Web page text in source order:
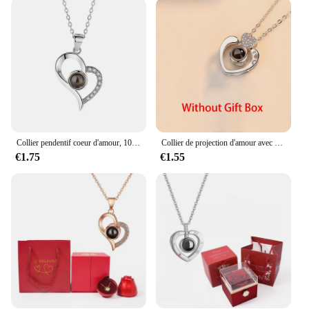
Acts of Service, Receiving Gifts, Quality Time, and
Physical Touch. The tokens are not mere trinkets but
thoughtful symbols that embody the essence of each
language. The design is sleek and timeless, making
it a versatile accessory that can be worn on any
occasion. The Five Languages of Love Collier is
more than just a set of tokens; it's a gateway to
deeper connections and a celebration of love in all
**For Every Special Moment**
Whether you're a vendor looking to expand your
product offerings or an individual seeking a unique
gift, the Five Languages of Love Collier is a must-
have. It's not just a set; it's a promise of love and
connection. Each token is designed to be cherished
and shared, making it an ideal gift for birthdays,
anniversaries, or simply to brighten someone's day.
The wholesale availability ensures that you can
offer this special set to your customers, making it a
popular choice for those seeking to express love in
Collier pendentif coeur d'amour, 100 langues, je t'aime, projection, colonne vertébrale, petite amie, anniversaire, Noël, cadeaux romantiques
€1.75
Collier de projection d'amour avec boîte-cadeau rose exquise, 100 langues, pendentif je t'aime, bijoux romantiques, livraison directe, nouveau, 2023
€1.55